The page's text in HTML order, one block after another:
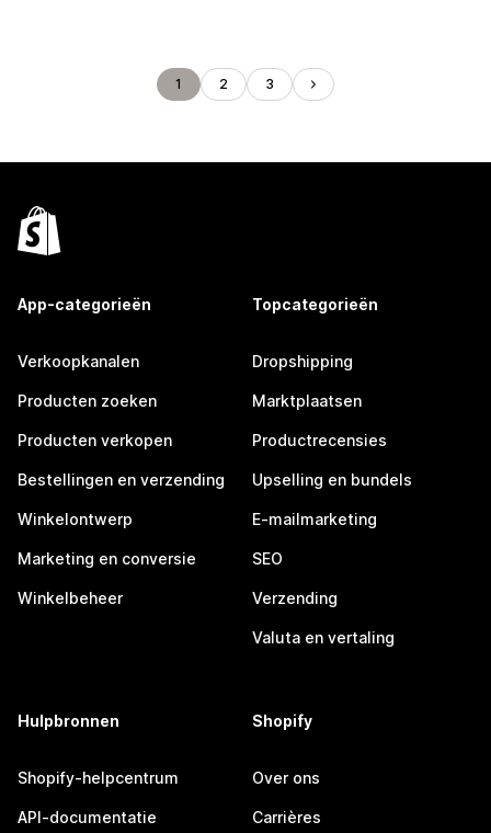
1 2 3
App-categorieën
Verkoopkanalen
Producten zoeken
Producten verkopen
Bestellingen en verzending
Winkelontwerp
Marketing en conversie
Winkelbeheer
Topcategorieën
Dropshipping
Marktplaatsen
Productrecensies
Upselling en bundels
E-mailmarketing
SEO
Verzending
Valuta en vertaling
Hulpbronnen
Shopify-helpcentrum
API-documentatie
Shopify
Over ons
Carrières